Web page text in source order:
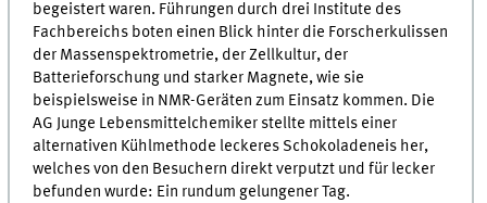
begeistert waren. Führungen durch drei Institute des
Fachbereichs boten einen Blick hinter die Forscherkulissen
der Massenspektrometrie, der Zellkultur, der
Batterieforschung und starker Magnete, wie sie
beispielsweise in NMR-Geräten zum Einsatz kommen. Die
AG Junge Lebensmittelchemiker stellte mittels einer
alternativen Kühlmethode leckeres Schokoladeneis her,
welches von den Besuchern direkt verputzt und für lecker
befunden wurde: Ein rundum gelungener Tag.